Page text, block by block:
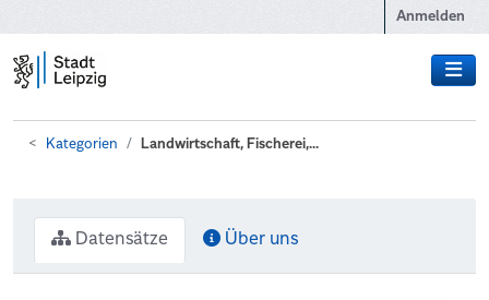
Anmelden
Kategorien Landwirtschaft, Fischerei,...
Datensätze Über uns